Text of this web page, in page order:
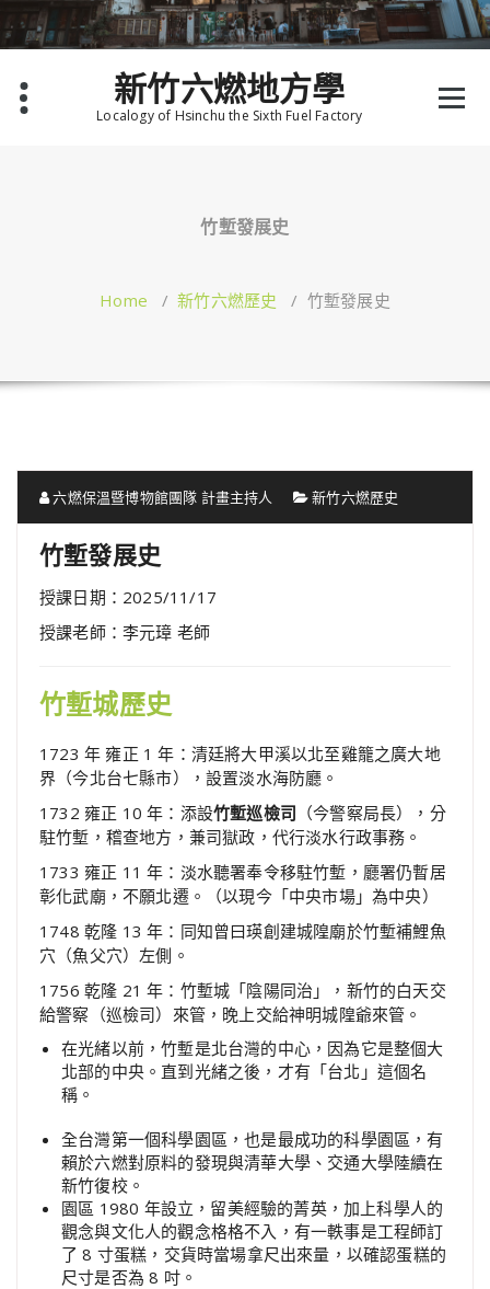
Skip
to
content
新竹六燃地方學
Localogy of Hsinchu the Sixth Fuel Factory
竹塹發展史
Home /新竹六燃歷史 / 竹塹發展史
六燃保溫暨博物館團隊 計畫主持人 新竹六燃歷史
竹塹發展史
授課日期：2025/11/17
授課老師：李元璋 老師
竹塹城歷史
1723 年 雍正 1 年：清廷將大甲溪以北至雞籠之廣大地
界（今北台七縣市），設置淡水海防廳。
1732 雍正 10 年：添設竹塹巡檢司 （今警察局長），分
駐竹塹，稽查地方，兼司獄政，代行淡水行政事務。
1733 雍正 11 年：淡水聽署奉令移駐竹塹，廳署仍暫居
彰化武廟，不願北遷。（以現今「中央市場」為中央）
1748 乾隆 13 年：同知曾曰瑛創建城隍廟於竹塹補鯉魚
穴（魚父穴）左側。
1756 乾隆 21 年：竹塹城「陰陽同治」，新竹的白天交
給警察（巡檢司）來管，晚上交給神明城隍爺來管。
在光緒以前，竹塹是北台灣的中心，因為它是整個大
北部的中央。直到光緒之後，才有「台北」這個名
稱。
全台灣第一個科學園區，也是最成功的科學園區，有
賴於六燃對原料的發現與清華大學、交通大學陸續在
新竹復校。
園區 1980 年設立，留美經驗的菁英，加上科學人的
觀念與文化人的觀念格格不入，有一軼事是工程師訂
了 8 寸蛋糕，交貨時當場拿尺出來量，以確認蛋糕的
尺寸是否為 8 吋。